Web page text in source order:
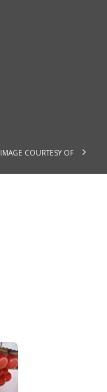
IMAGE COURTESY OF